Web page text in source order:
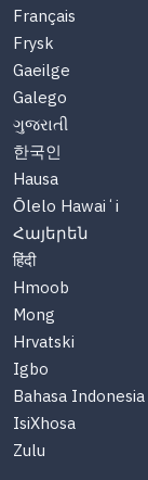
Français
Frysk
Gaeilge
Galego
ગુજરાતી
한국인
Hausa
Ōlelo Hawaiʻi
Հայերեն
हिंदी
Hmoob
Mong
Hrvatski
Igbo
Bahasa Indonesia
IsiXhosa
Zulu